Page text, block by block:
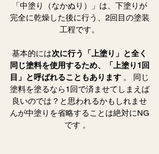
「中塗り（なかぬり）」は、下塗りが
完全に乾燥した後に行う、2回目の塗装
工程です。
基本的には次に行う「上塗り」と全く
同じ塗料を使用するため、「上塗り1回
目」と呼ばれることもあります 。 同じ
塗料を塗るなら1回で済ませてしまえば
良いのでは？と思われるかもしれませ
んが中塗りを省略することは絶対にNG
です 。